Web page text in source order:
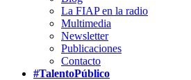
La FIAP en la radio
Multimedia
Newsletter
Publicaciones
Contacto
#TalentoPúblico